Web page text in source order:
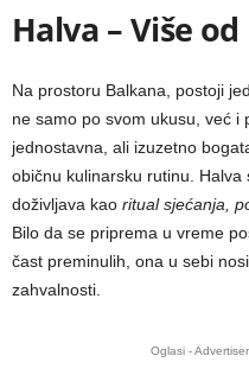
Halva – Više
Na prostoru Balkana, postoji
ne samo po svom ukusu, već i
jednostavna, ali izuzetno
običnu kulinarsku rutinu. Halva
doživljava kao ritual sjećanja,
Bilo da se priprema u vreme
čast preminulih, ona u sebi
zahvalnosti.
Oglasi -